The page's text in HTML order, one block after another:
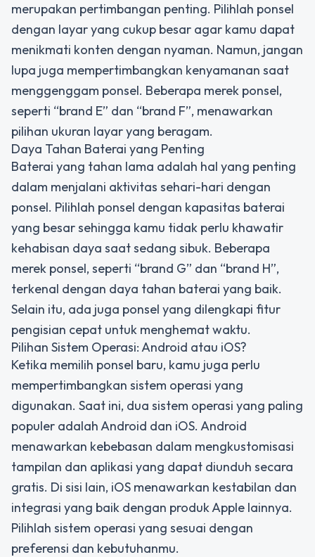
merupakan pertimbangan penting. Pilihlah ponsel
dengan layar yang cukup besar agar kamu dapat
menikmati konten dengan nyaman. Namun, jangan
lupa juga mempertimbangkan kenyamanan saat
menggenggam ponsel. Beberapa merek ponsel,
seperti “brand E” dan “brand F”, menawarkan
pilihan ukuran layar yang beragam.
Daya Tahan Baterai yang Penting
Baterai yang tahan lama adalah hal yang penting
dalam menjalani aktivitas sehari-hari dengan
ponsel. Pilihlah ponsel dengan kapasitas baterai
yang besar sehingga kamu tidak perlu khawatir
kehabisan daya saat sedang sibuk. Beberapa
merek ponsel, seperti “brand G” dan “brand H”,
terkenal dengan daya tahan baterai yang baik.
Selain itu, ada juga ponsel yang dilengkapi fitur
pengisian cepat untuk menghemat waktu.
Pilihan Sistem Operasi: Android atau iOS?
Ketika memilih ponsel baru, kamu juga perlu
mempertimbangkan sistem operasi yang
digunakan. Saat ini, dua sistem operasi yang paling
populer adalah Android dan iOS. Android
menawarkan kebebasan dalam mengkustomisasi
tampilan dan aplikasi yang dapat diunduh secara
gratis. Di sisi lain, iOS menawarkan kestabilan dan
integrasi yang baik dengan produk Apple lainnya.
Pilihlah sistem operasi yang sesuai dengan
preferensi dan kebutuhanmu.